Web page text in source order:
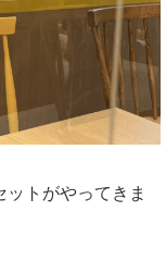
トがやってきま